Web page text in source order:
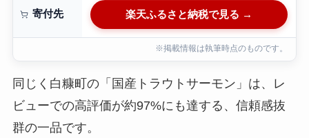
寄付先 楽天ふるさと納税で見る →
※掲載情報は執筆時点のものです。
同じく白糠町の「国産トラウトサーモン」は、レ
ビューでの高評価が約97%にも達する、信頼感抜
群の一品です。